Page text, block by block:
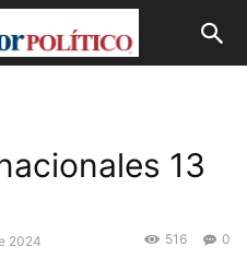
13
2024 0
516